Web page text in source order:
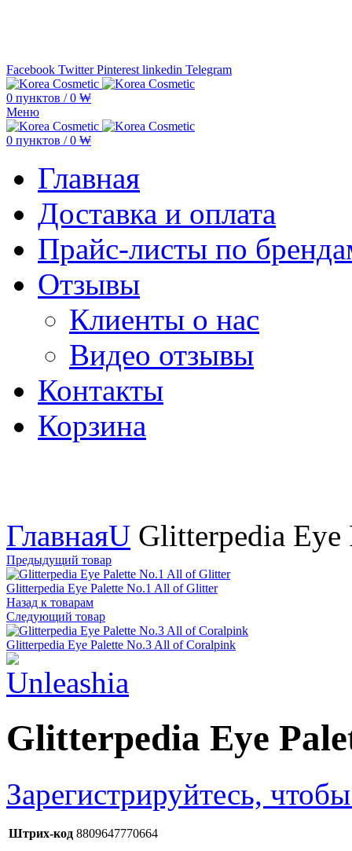
Facebook Twitter Pinterest linkedin Telegram
0 пунктов / 0 ₩
Меню
0 пунктов / 0 ₩
Главная
Доставка и оплата
Прайс-листы по
Отзывы
Клиенты о нас
Видео отзывы
Контакты
Корзина
ГлавнаяU Glitterpedia
Предыдущий товар
Glitterpedia Eye Palette No.1 All of Glitter
Назад к товарам
Следующий товар
Glitterpedia Eye Palette No.3 All of Coralpink
Glitterpedia Eye
Зарегистрируйтесь,
Штрих-код 8809647770664